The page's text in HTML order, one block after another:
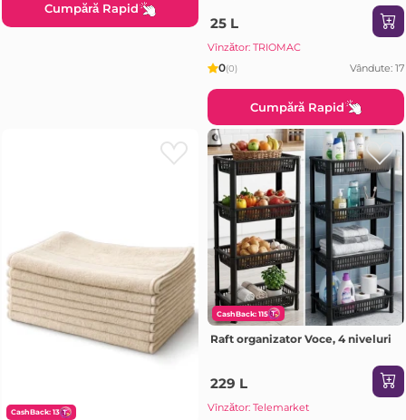
Cumpără Rapid
25 L
Vînzător: TRIOMAC
0(0) Vândute: 17
Cumpără Rapid
CashBack: 13
CashBack: 115
Raft organizator Voce, 4 niveluri
229 L
Vînzător: Telemarket